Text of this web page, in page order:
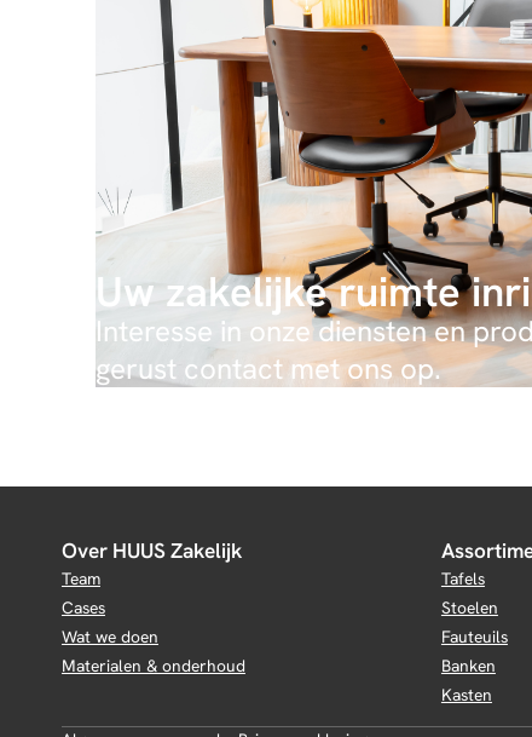
Uw zakelijke ruimte
Interesse in onze diensten en
gerust contact met ons op.
Over HUUS Zakelijk
Team
Cases
Wat we doen
Materialen & onderhoud
Tafels
Stoelen
Fauteuils
Banken
Kasten